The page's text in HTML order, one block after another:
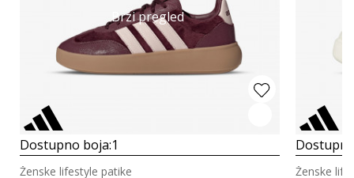
Brzi pregled
Dostupno boja:1
Ženske lifestyle patike Ženske